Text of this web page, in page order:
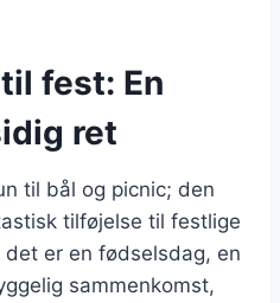
fest: En
ret
til bål og picnic; den
tilføjelse til festlige
er en fødselsdag, en
sammenkomst,